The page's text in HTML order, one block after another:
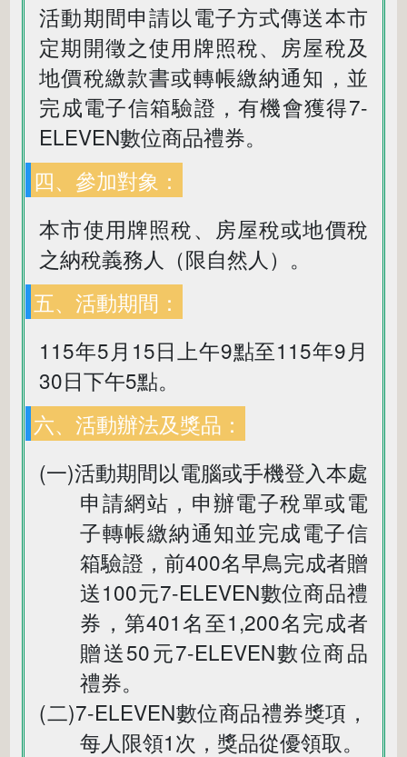
活動期間申請以電子方式傳送本市
定期開徵之使用牌照稅、房屋稅及
地價稅繳款書或轉帳繳納通知，並
完成電子信箱驗證，有機會獲得7-
ELEVEN數位商品禮券。
四、參加對象：
本市使用牌照稅、房屋稅或地價稅
之納稅義務人（限自然人）。
五、活動期間：
115年5月15日上午9點至115年9月
30日下午5點。
六、活動辦法及獎品：
(一)活動期間以電腦或手機登入本處
申請網站，申辦電子稅單或電
子轉帳繳納通知並完成電子信
箱驗證，前400名早鳥完成者贈
送100元7-ELEVEN數位商品禮
券，第401名至1,200名完成者
贈送50元7-ELEVEN數位商品
禮券。
(二)7-ELEVEN數位商品禮券獎項，
每人限領1次，獎品從優領取。